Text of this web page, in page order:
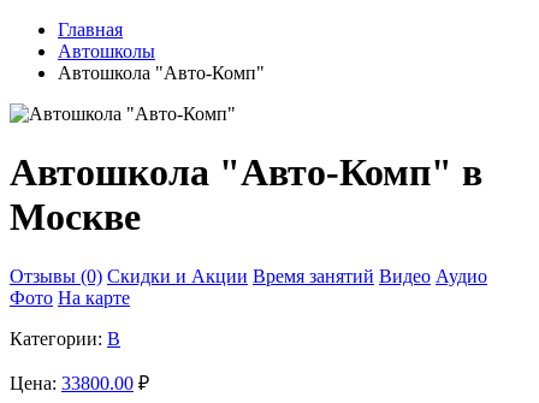
Главная
Автошколы
Автошкола "Авто-Комп"
Автошкола "Авто-Комп" в
Москве
Отзывы (0) Скидки и Акции Время занятий Видео Аудио
Фото На карте
Категории: B
Цена: 33800.00 ₽